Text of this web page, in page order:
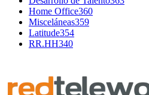
Home Office360
Misceláneas359
Latitude354
RR.HH340